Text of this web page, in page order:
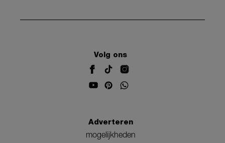
Volg ons
Adverteren
mogelijkheden